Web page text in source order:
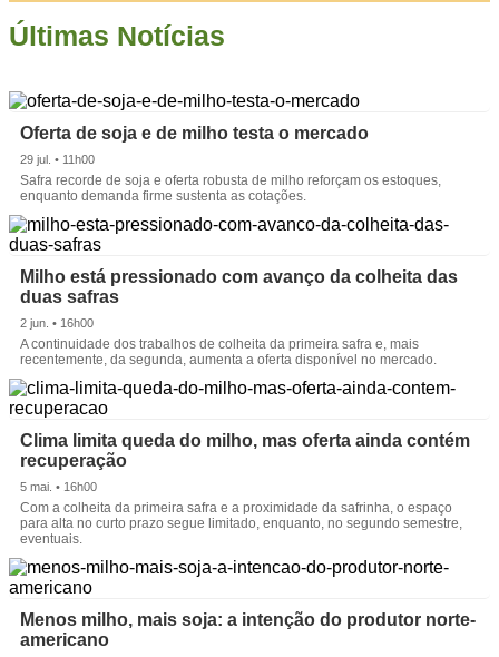
Últimas Notícias
Oferta de soja e de milho testa o mercado
29 jul. • 11h00
Safra recorde de soja e oferta robusta de milho reforçam os estoques,
enquanto demanda firme sustenta as cotações.
Milho está pressionado com avanço da colheita das
duas safras
2 jun. • 16h00
A continuidade dos trabalhos de colheita da primeira safra e, mais
recentemente, da segunda, aumenta a oferta disponível no mercado.
Clima limita queda do milho, mas oferta ainda contém
recuperação
5 mai. • 16h00
Com a colheita da primeira safra e a proximidade da safrinha, o espaço
para alta no curto prazo segue limitado, enquanto, no segundo semestre,
eventuais.
Menos milho, mais soja: a intenção do produtor norte-
americano